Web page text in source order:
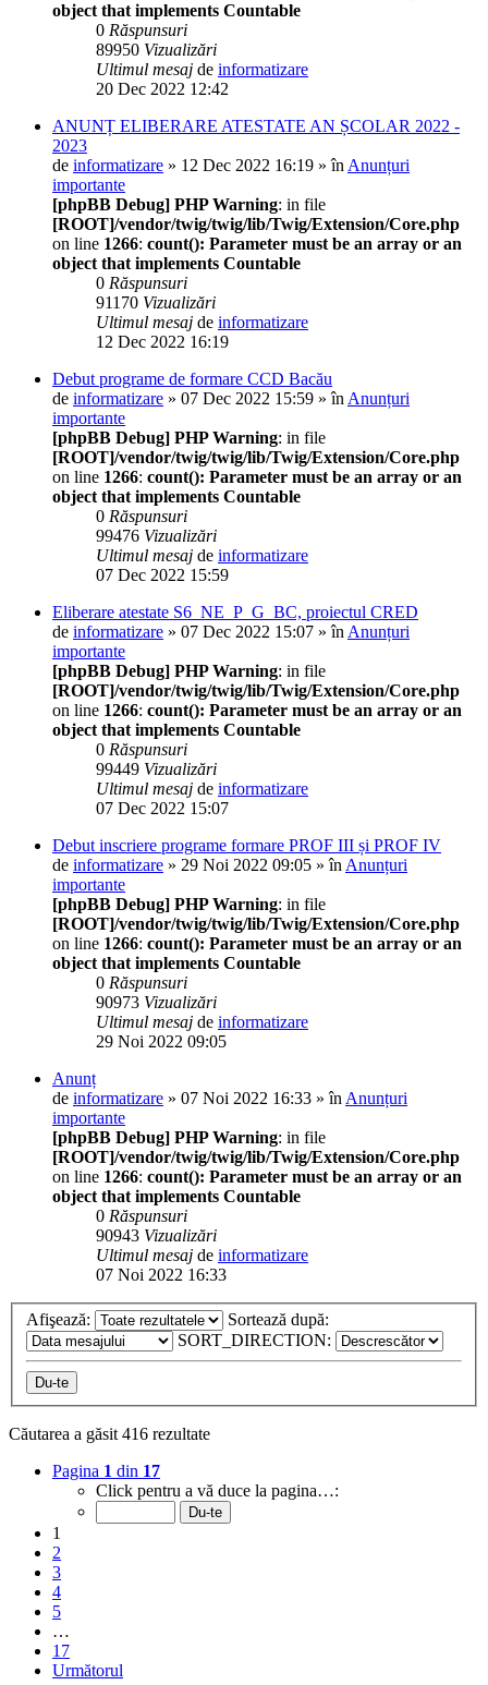
object that implements Countable
0 Răspunsuri
89950 Vizualizări
Ultimul mesaj de informatizare
20 Dec 2022 12:42
ANUNȚ ELIBERARE ATESTATE AN ȘCOLAR 2022 -
2023
de informatizare » 12 Dec 2022 16:19 » în Anunțuri
importante
[phpBB Debug] PHP Warning: in file
[ROOT]/vendor/twig/twig/lib/Twig/Extension/Core.php
on line 1266: count(): Parameter must be an array or an
object that implements Countable
0 Răspunsuri
91170 Vizualizări
Ultimul mesaj de informatizare
12 Dec 2022 16:19
Debut programe de formare CCD Bacău
de informatizare » 07 Dec 2022 15:59 » în Anunțuri
importante
[phpBB Debug] PHP Warning: in file
[ROOT]/vendor/twig/twig/lib/Twig/Extension/Core.php
on line 1266: count(): Parameter must be an array or an
object that implements Countable
0 Răspunsuri
99476 Vizualizări
Ultimul mesaj de informatizare
07 Dec 2022 15:59
Eliberare atestate S6_NE_P_G_BC, proiectul CRED
de informatizare » 07 Dec 2022 15:07 » în Anunțuri
importante
[phpBB Debug] PHP Warning: in file
[ROOT]/vendor/twig/twig/lib/Twig/Extension/Core.php
on line 1266: count(): Parameter must be an array or an
object that implements Countable
0 Răspunsuri
99449 Vizualizări
Ultimul mesaj de informatizare
07 Dec 2022 15:07
Debut inscriere programe formare PROF III și PROF IV
de informatizare » 29 Noi 2022 09:05 » în Anunțuri
importante
[phpBB Debug] PHP Warning: in file
[ROOT]/vendor/twig/twig/lib/Twig/Extension/Core.php
on line 1266: count(): Parameter must be an array or an
object that implements Countable
0 Răspunsuri
90973 Vizualizări
Ultimul mesaj de informatizare
29 Noi 2022 09:05
Anunț
de informatizare » 07 Noi 2022 16:33 » în Anunțuri
importante
[phpBB Debug] PHP Warning: in file
[ROOT]/vendor/twig/twig/lib/Twig/Extension/Core.php
on line 1266: count(): Parameter must be an array or an
object that implements Countable
0 Răspunsuri
90943 Vizualizări
Ultimul mesaj de informatizare
07 Noi 2022 16:33
Afişează:
Sortează după:
SORT_DIRECTION:
Căutarea a găsit 416 rezultate
Pagina 1 din 17
Click pentru a vă duce la pagina…:
1
2
3
4
5
…
17
Următorul